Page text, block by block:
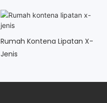
Rumah Kontena Lipatan X-
Jenis